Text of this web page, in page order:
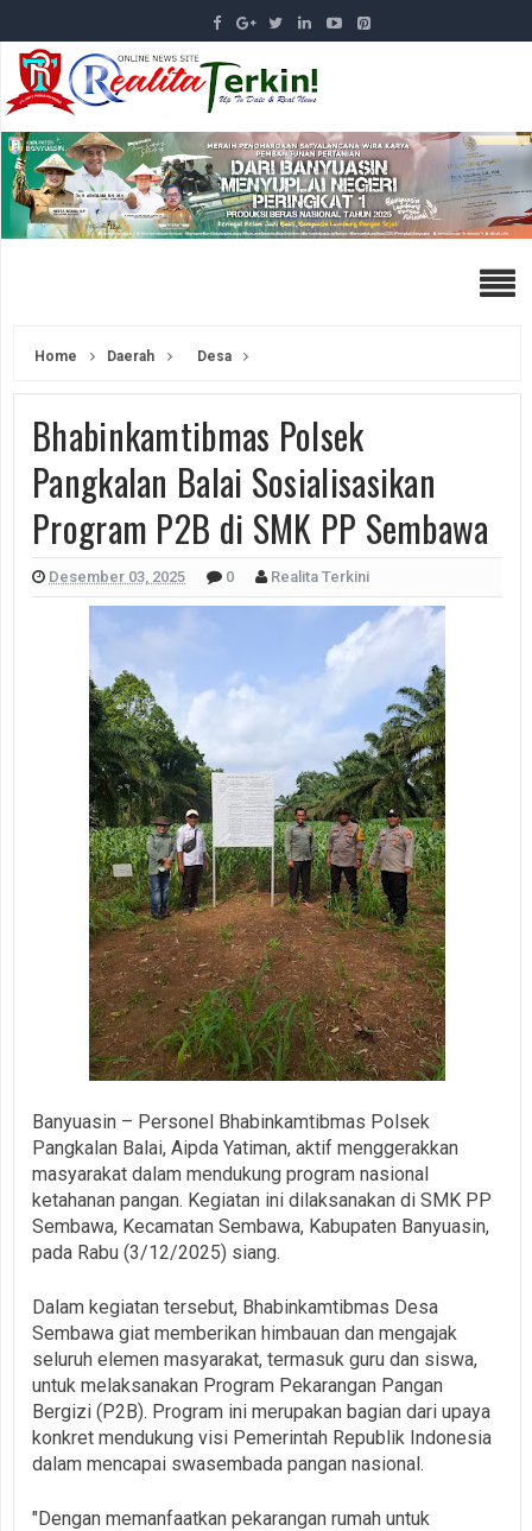
Home Daerah Desa
Bhabinkamtibmas Polsek
Pangkalan Balai Sosialisasikan
Program P2B di SMK PP Sembawa
Desember 03, 2025 0 Realita Terkini
Banyuasin – Personel Bhabinkamtibmas Polsek
Pangkalan Balai, Aipda Yatiman, aktif menggerakkan
masyarakat dalam mendukung program nasional
ketahanan pangan. Kegiatan ini dilaksanakan di SMK PP
Sembawa, Kecamatan Sembawa, Kabupaten Banyuasin,
pada Rabu (3/12/2025) siang.
Dalam kegiatan tersebut, Bhabinkamtibmas Desa
Sembawa giat memberikan himbauan dan mengajak
seluruh elemen masyarakat, termasuk guru dan siswa,
untuk melaksanakan Program Pekarangan Pangan
Bergizi (P2B). Program ini merupakan bagian dari upaya
konkret mendukung visi Pemerintah Republik Indonesia
dalam mencapai swasembada pangan nasional.
"Dengan memanfaatkan pekarangan rumah untuk